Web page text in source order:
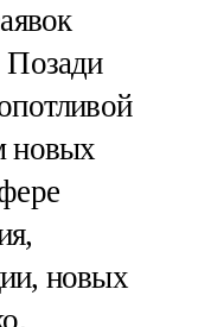
Позади
новых
новых